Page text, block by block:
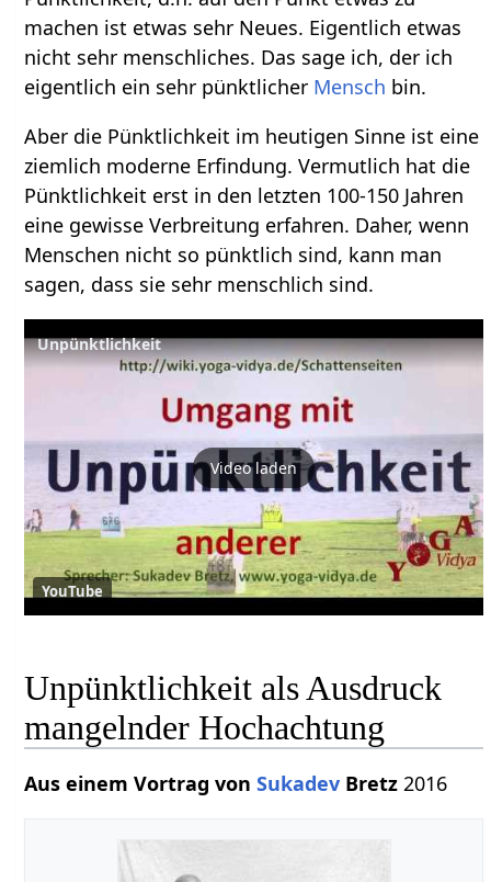
machen ist etwas sehr Neues. Eigentlich etwas
nicht sehr menschliches. Das sage ich, der ich
eigentlich ein sehr pünktlicher Mensch bin.
Aber die Pünktlichkeit im heutigen Sinne ist eine
ziemlich moderne Erfindung. Vermutlich hat die
Pünktlichkeit erst in den letzten 100-150 Jahren
eine gewisse Verbreitung erfahren. Daher, wenn
Menschen nicht so pünktlich sind, kann man
sagen, dass sie sehr menschlich sind.
Unpünktlichkeit
Video laden
YouTube
Unpünktlichkeit als Ausdruck
mangelnder Hochachtung
Aus einem Vortrag vonSukadev Bretz 2016